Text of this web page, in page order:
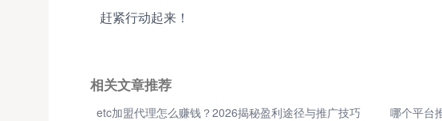
赶紧行动起来！
相关文章推荐
etc加盟代理怎么赚钱？2026揭秘盈利途径与推广技巧
哪个平台